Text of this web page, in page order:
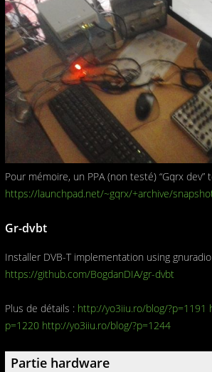
Pour mémoire, un PPA (non testé) “Gqrx dev”
https://launchpad.net/~gqrx/+archive/
Gr-dvbt
Installer DVB-T implementation using gnuradio
https://github.com/BogdanDIA/gr-dvbt
Plus de détails : http://yo3iiu.ro/blog/?p=1191
p=1220 http://yo3iiu.ro/blog/?p=1244
Partie hardware